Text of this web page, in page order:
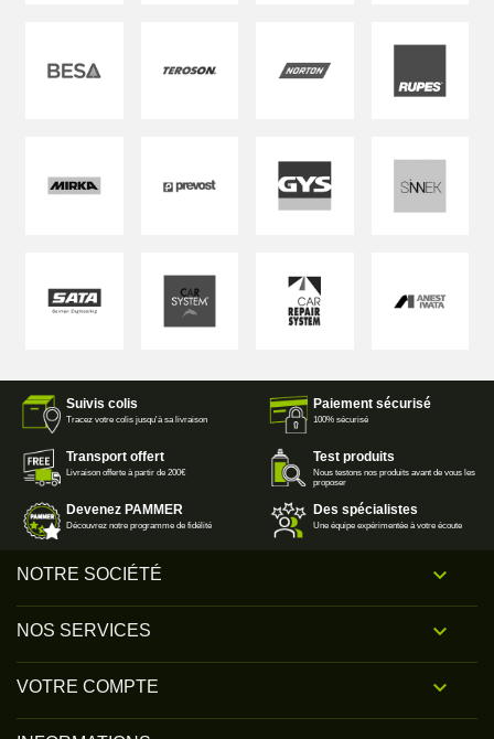
Suivis colis
Tracez votre colis jusqu'à sa livraison
Paiement sécurisé
100% sécurisé
Transport offert
Livraison offerte à partir de 200€
Test produits
Nous testons nos produits avant de vous les
proposer
Devenez PAMMER
Découvrez notre programme de fidélité
Des spécialistes
Une équipe expérimentée à votre écoute
NOTRE SOCIÉTÉ 
NOS SERVICES 
VOTRE COMPTE 